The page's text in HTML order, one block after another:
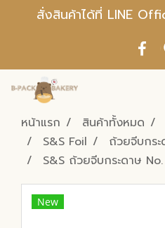
สั่งสินค้าได้ที่ LINE
หน้าแรก สินค้าทั้งหมด
S&S Foil
ถ้วยจีบกระ
S&S ถ้วยจีบกระดาษ No.
New